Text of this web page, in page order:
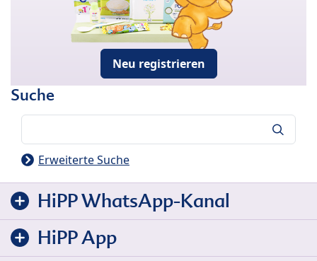
Neu registrieren
Suche
Erweiterte Suche
HiPP WhatsApp-Kanal
HiPP App